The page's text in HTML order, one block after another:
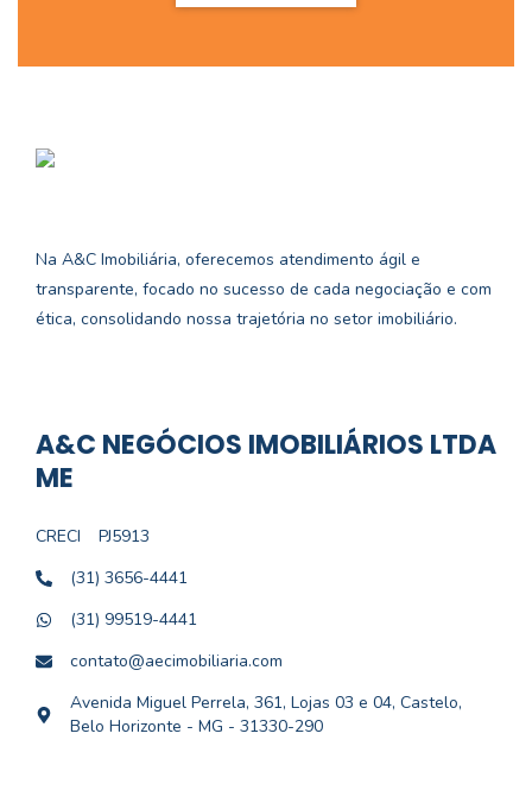
Na A&C Imobiliária, oferecemos atendimento ágil e
transparente, focado no sucesso de cada negociação e com
ética, consolidando nossa trajetória no setor imobiliário.
A&C NEGÓCIOS IMOBILIÁRIOS LTDA
ME
CRECI
PJ5913
(31) 3656-4441
(31) 99519-4441
contato@aecimobiliaria.com
Avenida Miguel Perrela, 361, Lojas 03 e 04, Castelo,
Belo Horizonte - MG - 31330-290